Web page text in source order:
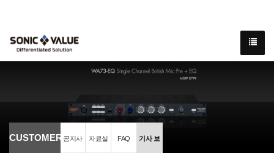
CUSTOMER 공지사 자료실 FAQ 기사 보